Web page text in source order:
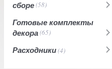
сборе(58)
Готовые комплекты
декора(65)
Расходники(4)